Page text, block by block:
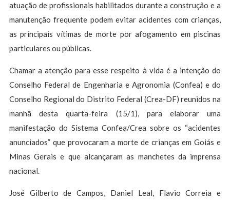
atuação de profissionais habilitados durante a construção e a
manutenção frequente podem evitar acidentes com crianças,
as principais vítimas de morte por afogamento em piscinas
particulares ou públicas.
Chamar a atenção para esse respeito à vida é a intenção do
Conselho Federal de Engenharia e Agronomia (Confea) e do
Conselho Regional do Distrito Federal (Crea-DF) reunidos na
manhã desta quarta-feira (15/1), para elaborar uma
manifestação do Sistema Confea/Crea sobre os “acidentes
anunciados” que provocaram a morte de crianças em Goiás e
Minas Gerais e que alcançaram as manchetes da imprensa
nacional.
José Gilberto de Campos, Daniel Leal, Flavio Correia e